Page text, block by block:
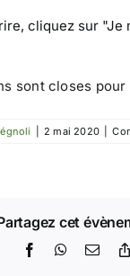
cliquez sur "Je
sont closes
2 mai 2020
cet
FacebookWhatsApp
Email